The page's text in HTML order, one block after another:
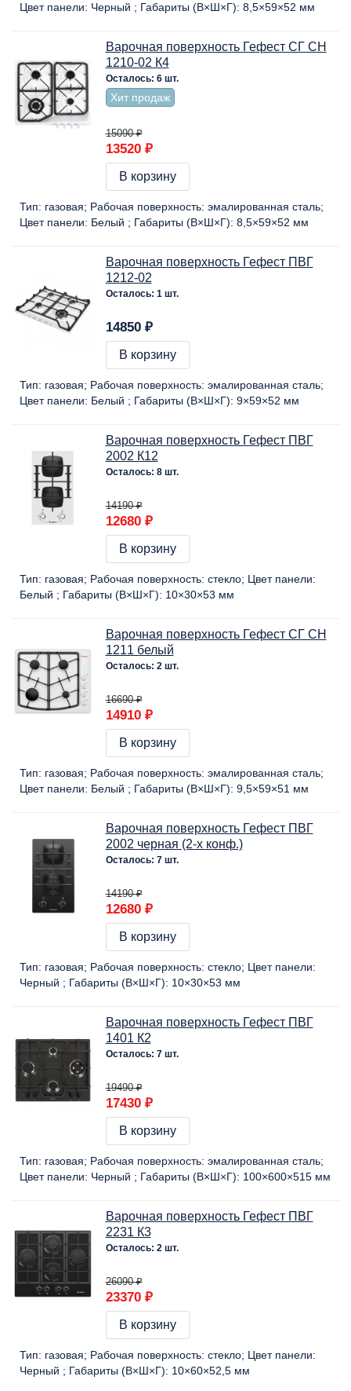
Цвет панели: Черный Габариты (В×Ш×Г): 8,5×59×52 мм
Варочная поверхность Гефест СГ СН
1210-02 К4
Осталось: 6 шт.
Хит продаж
15090 ₽
13520 ₽
В корзину
Тип: газовая Рабочая поверхность: эмалированная сталь
Цвет панели: Белый Габариты (В×Ш×Г): 8,5×59×52 мм
Варочная поверхность Гефест ПВГ
1212-02
Осталось: 1 шт.
14850 ₽
В корзину
Тип: газовая Рабочая поверхность: эмалированная сталь
Цвет панели: Белый Габариты (В×Ш×Г): 9×59×52 мм
Варочная поверхность Гефест ПВГ
2002 К12
Осталось: 8 шт.
14190 ₽
12680 ₽
В корзину
Тип: газовая Рабочая поверхность: стекло Цвет панели:
Белый
Габариты (В×Ш×Г): 10×30×53 мм
Варочная поверхность Гефест СГ СН
1211 белый
Осталось: 2 шт.
16690 ₽
14910 ₽
В корзину
Тип: газовая Рабочая поверхность: эмалированная сталь
Цвет панели: Белый Габариты (В×Ш×Г): 9,5×59×51 мм
Варочная поверхность Гефест ПВГ
2002 черная (2-х конф.)
Осталось: 7 шт.
14190 ₽
12680 ₽
В корзину
Тип: газовая Рабочая поверхность: стекло Цвет панели:
Черный
Габариты (В×Ш×Г): 10×30×53 мм
Варочная поверхность Гефест ПВГ
1401 К2
Осталось: 7 шт.
19490 ₽
17430 ₽
В корзину
Тип: газовая Рабочая поверхность: эмалированная сталь
Цвет панели: Черный Габариты (В×Ш×Г): 100×600×515 мм
Варочная поверхность Гефест ПВГ
2231 К3
Осталось: 2 шт.
26090 ₽
23370 ₽
В корзину
Тип: газовая Рабочая поверхность: стекло Цвет панели:
Черный
Габариты (В×Ш×Г): 10×60×52,5 мм